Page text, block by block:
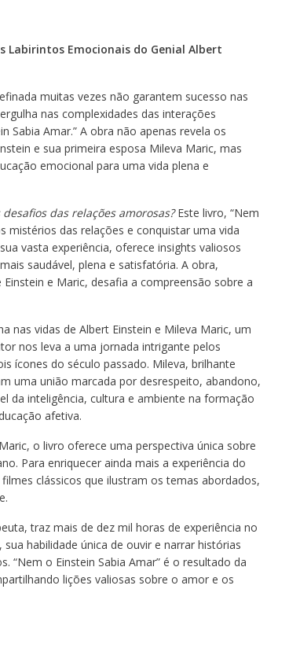
Labirintos Emocionais do Genial Albert
muitas vezes não garantem sucesso nas
nas complexidades das interações
Sabia Amar.” A obra não apenas revela os
e sua primeira esposa Mileva Maric, mas
emocional para uma vida plena e
das relações amorosas?Este livro, “Nem
mistérios das relações e conquistar uma vida
vasta experiência, oferece insights valiosos
saudável, plena e satisfatória. A obra,
e Maric, desafia a compreensão sobre a
nas vidas de Albert Einstein e Mileva Maric, um
nos leva a uma jornada intrigante pelos
ícones do século passado. Mileva, brilhante
uma união marcada por desrespeito, abandono,
da inteligência, cultura e ambiente na formação
afetiva.
o livro oferece uma perspectiva única sobre
Para enriquecer ainda mais a experiência do
clássicos que ilustram os temas abordados,
traz mais de dez mil horas de experiência no
habilidade única de ouvir e narrar histórias
“Nem o Einstein Sabia Amar” é o resultado da
lições valiosas sobre o amor e os